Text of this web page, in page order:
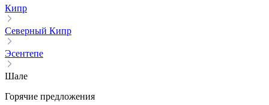
Кипр
Северный Кипр
Эсентепе
Шале
Горячие предложения